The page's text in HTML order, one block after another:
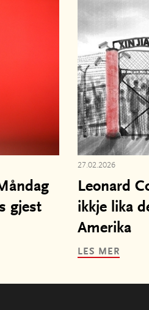
gjest
27.02.2026
Leonard
ikkje lika
Amerika
LES MER